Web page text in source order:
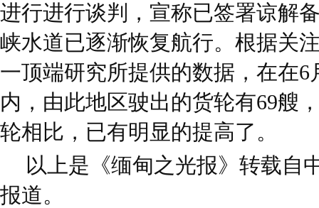
进行进行谈判，宣称已签署谅解
峡水道已逐渐恢复航行。根据关
一顶端研究所提供的数据，在在6
内，由此地区驶出的货轮有69艘
轮相比，已有明显的提高了。
以上是《缅甸之光报》转载自
报道。